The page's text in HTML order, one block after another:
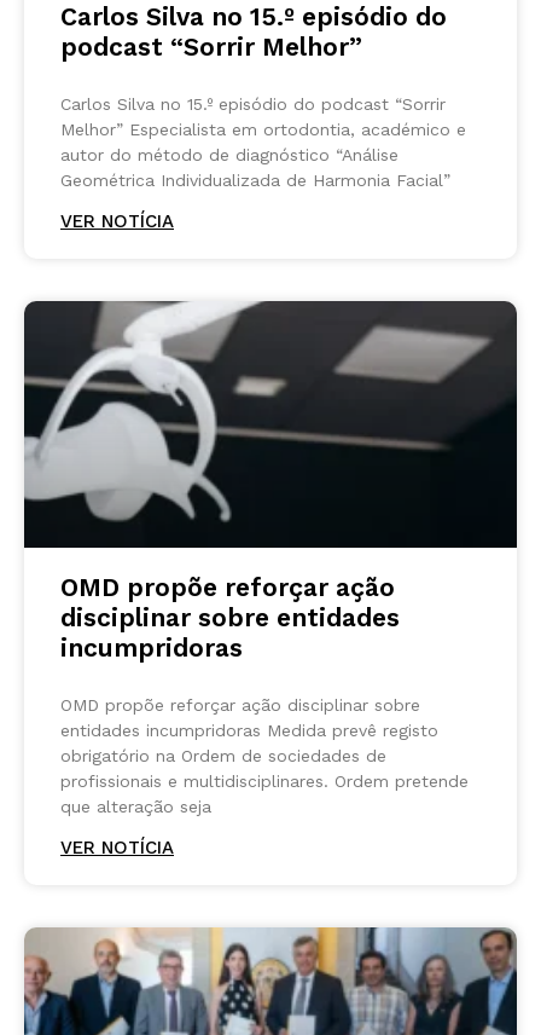
Carlos Silva no 15.º episódio do
podcast “Sorrir Melhor”
Carlos Silva no 15.º episódio do podcast “Sorrir
Melhor” Especialista em ortodontia, académico e
autor do método de diagnóstico “Análise
Geométrica Individualizada de Harmonia Facial”
VER NOTÍCIA
OMD propõe reforçar ação
disciplinar sobre entidades
incumpridoras
OMD propõe reforçar ação disciplinar sobre
entidades incumpridoras Medida prevê registo
obrigatório na Ordem de sociedades de
profissionais e multidisciplinares. Ordem pretende
que alteração seja
VER NOTÍCIA